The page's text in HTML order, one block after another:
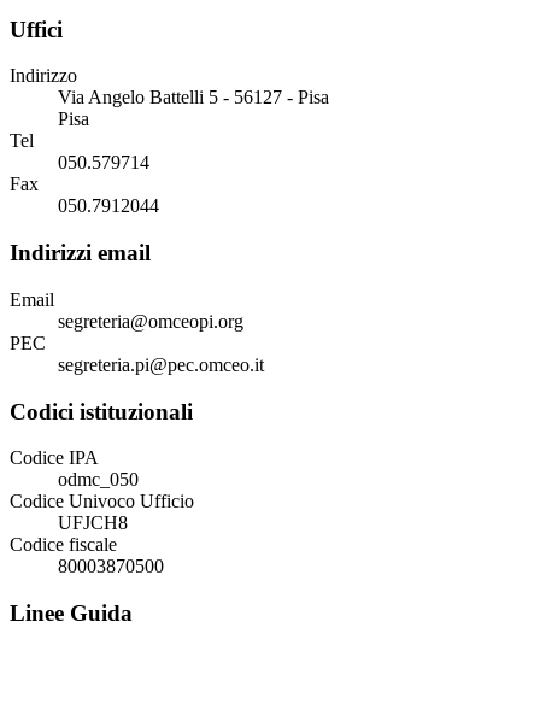
Uffici
Indirizzo
Via Angelo Battelli 5 - 56127 - Pisa
Pisa
Tel
050.579714
Fax
050.7912044
Indirizzi email
Email
segreteria@omceopi.org
PEC
segreteria.pi@pec.omceo.it
Codici istituzionali
Codice IPA
odmc_050
Codice Univoco Ufficio
UFJCH8
Codice fiscale
80003870500
Linee Guida